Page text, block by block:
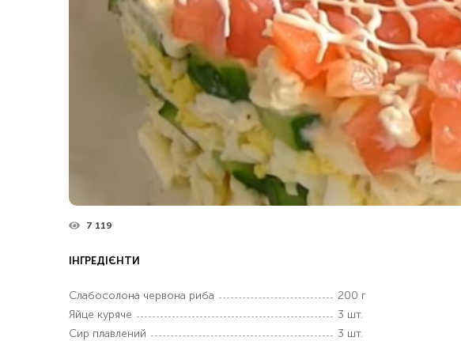
7 119
ІНГРЕДІЄНТИ
Слабосолона червона риба
200 г
Яйце куряче
3 шт.
Сир плавлений
3 шт.